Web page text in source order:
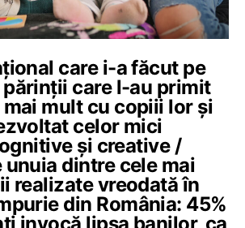
care i-a făcut pe
care l-au primit
mai mult cu copiii lor și
celor mici
și creative /
unuia dintre cele mai
realizate vreodată în
din România: 45%